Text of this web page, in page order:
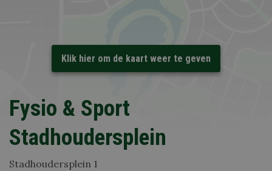
Fysio & Sport
Stadhoudersplein
Stadhoudersplein 1